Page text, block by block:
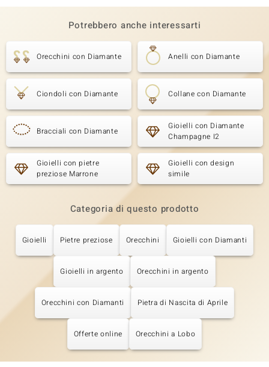
Potrebbero anche interessarti
Orecchini con Diamante Anelli con Diamante
Ciondoli con Diamante Collane con Diamante
Bracciali con Diamante
Gioielli con Diamante
Champagne I2
Gioielli con pietre
preziose Marrone
Gioielli con design
simile
Categoria di questo prodotto
Gioielli Pietre preziose Orecchini Gioielli con Diamanti
Gioielli in argento Orecchini in argento
Orecchini con Diamanti Pietra di Nascita di Aprile
Offerte online Orecchini a Lobo